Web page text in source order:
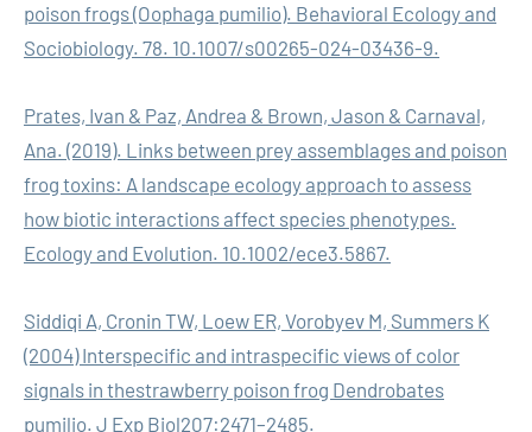
poison frogs (Oophaga pumilio). Behavioral Ecology and
Sociobiology. 78. 10.1007/s00265-024-03436-9.
Prates, Ivan & Paz, Andrea & Brown, Jason & Carnaval,
Ana. (2019). Links between prey assemblages and poison
frog toxins: A landscape ecology approach to assess
how biotic interactions affect species phenotypes.
Ecology and Evolution. 10.1002/ece3.5867.
Siddiqi A, Cronin TW, Loew ER, Vorobyev M, Summers K
(2004) Interspecific and intraspecific views of color
signals in thestrawberry poison frog Dendrobates
pumilio. J Exp Biol207:2471–2485.